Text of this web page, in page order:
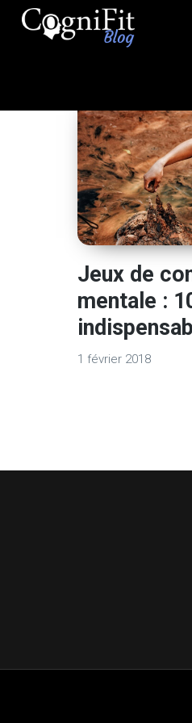
Health
Brain Training, Mental
Health, and Wellness
Jeux de
mentale :
1 février 2018